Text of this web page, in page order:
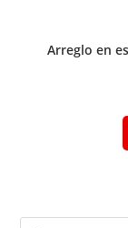
Arreglo en